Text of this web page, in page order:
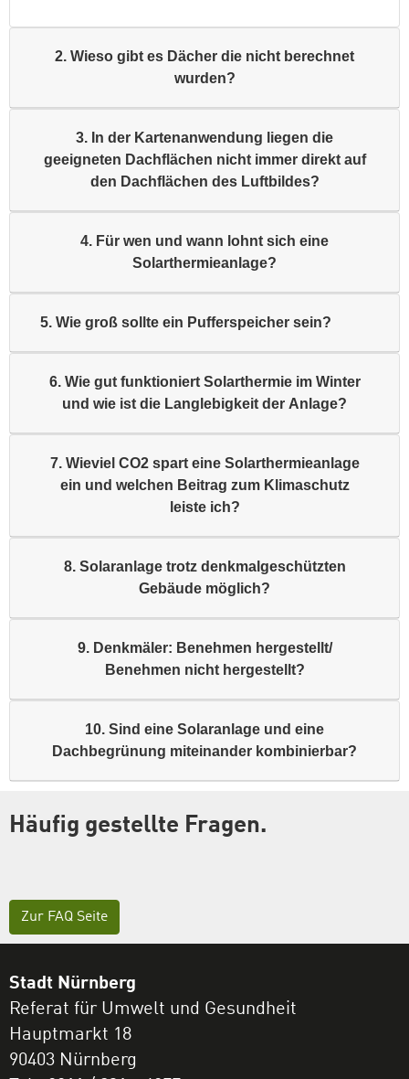
2. Wieso gibt es Dächer die nicht berechnet
wurden?
3. In der Kartenanwendung liegen die
geeigneten Dachflächen nicht immer direkt auf
den Dachflächen des Luftbildes?
4. Für wen und wann lohnt sich eine
Solarthermieanlage?
5. Wie groß sollte ein Pufferspeicher sein?
6. Wie gut funktioniert Solarthermie im Winter
und wie ist die Langlebigkeit der Anlage?
7. Wieviel CO2 spart eine Solarthermieanlage
ein und welchen Beitrag zum Klimaschutz
leiste ich?
8. Solaranlage trotz denkmalgeschützten
Gebäude möglich?
9. Denkmäler: Benehmen hergestellt/
Benehmen nicht hergestellt?
10. Sind eine Solaranlage und eine
Dachbegrünung miteinander kombinierbar?
Häufig gestellte Fragen.
Zur FAQ Seite
Stadt Nürnberg
Referat für Umwelt und Gesundheit
Hauptmarkt 18
90403 Nürnberg